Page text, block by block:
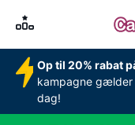
Op til 20% rabat
kampagne gælder
dag!